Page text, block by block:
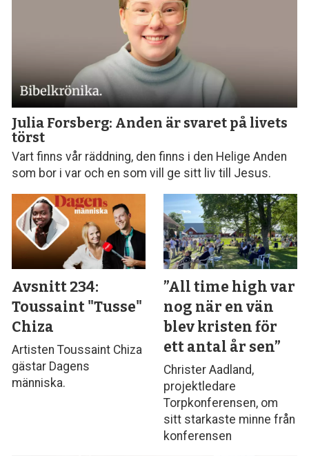
Julia Forsberg: Anden är svaret på livets
törst
Vart finns vår räddning, den finns i den Helige Anden
som bor i var och en som vill ge sitt liv till Jesus.
Avsnitt 234:
Toussaint "Tusse"
Chiza
Artisten Toussaint Chiza
gästar Dagens
människa.
”All time high var
nog när en vän
blev kristen för
ett antal år sen”
Christer Aadland,
projektledare
Torpkonferensen, om
sitt starkaste minne från
konferensen